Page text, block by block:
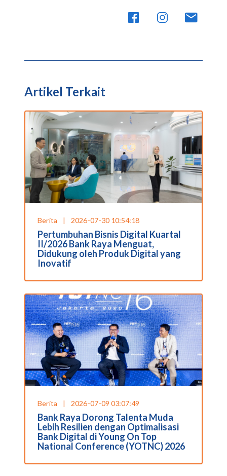
Artikel Terkait
Berita | 2026-07-30 10:54:18
Pertumbuhan Bisnis Digital Kuartal
II/2026 Bank Raya Menguat,
Didukung oleh Produk Digital yang
Inovatif
Berita | 2026-07-09 03:07:49
Bank Raya Dorong Talenta Muda
Lebih Resilien dengan Optimalisasi
Bank Digital di Young On Top
National Conference (YOTNC) 2026